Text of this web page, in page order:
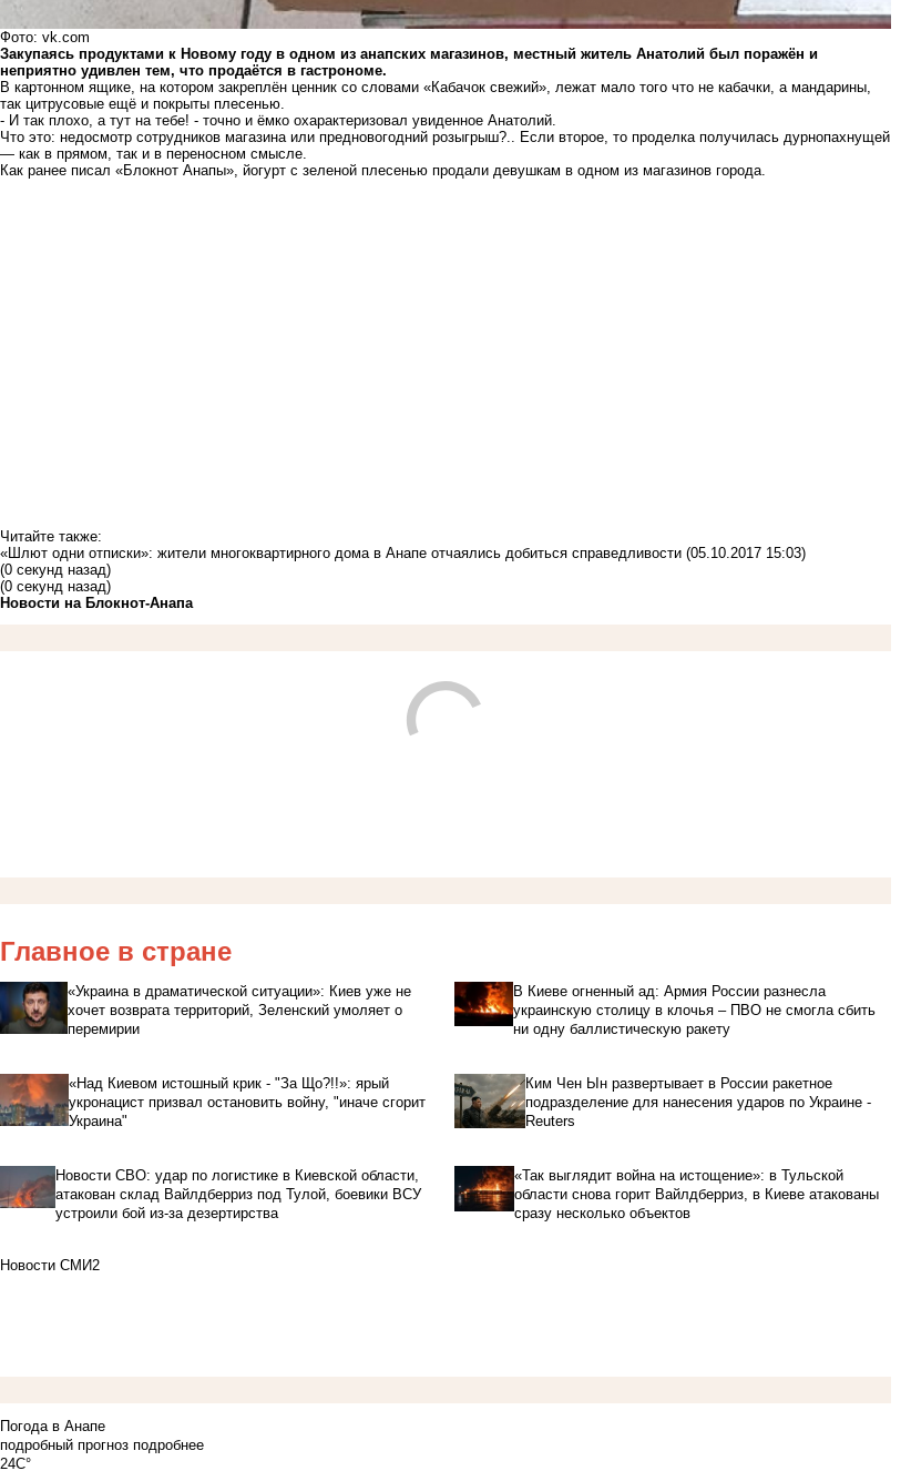
Фото: vk.com
Закупаясь продуктами к Новому году в одном из анапских магазинов, местный житель Анатолий был поражён и
неприятно удивлен тем, что продаётся в гастрономе.
В картонном ящике, на котором закреплён ценник со словами «Кабачок свежий», лежат мало того что не кабачки, а мандарины,
так цитрусовые ещё и покрыты плесенью.
- И так плохо, а тут на тебе! - точно и ёмко охарактеризовал увиденное Анатолий.
Что это: недосмотр сотрудников магазина или предновогодний розыгрыш?.. Если второе, то проделка получилась дурнопахнущей
— как в прямом, так и в переносном смысле.
Как ранее писал «Блокнот Анапы», йогурт с зеленой плесенью продали девушкам в одном из магазинов города.
Читайте также:
«Шлют одни отписки»: жители многоквартирного дома в Анапе отчаялись добиться справедливости (05.10.2017 15:03)
(0 секунд назад)
(0 секунд назад)
Новости на Блoкнoт-Анапа
Главное в стране
«Украина в драматической ситуации»: Киев уже не
хочет возврата территорий, Зеленский умоляет о
перемирии
В Киеве огненный ад: Армия России разнесла
украинскую столицу в клочья – ПВО не смогла сбить
ни одну баллистическую ракету
«Над Киевом истошный крик - "За Що?!!»: ярый
укронацист призвал остановить войну, "иначе сгорит
Украина"
Ким Чен Ын развертывает в России ракетное
подразделение для нанесения ударов по Украине -
Reuters
Новости СВО: удар по логистике в Киевской области,
атакован склад Вайлдберриз под Тулой, боевики ВСУ
устроили бой из-за дезертирства
«Так выглядит война на истощение»: в Тульской
области снова горит Вайлдберриз, в Киеве атакованы
сразу несколько объектов
Новости СМИ2
Погода в Анапе
подробный прогноз подробнее
24C°